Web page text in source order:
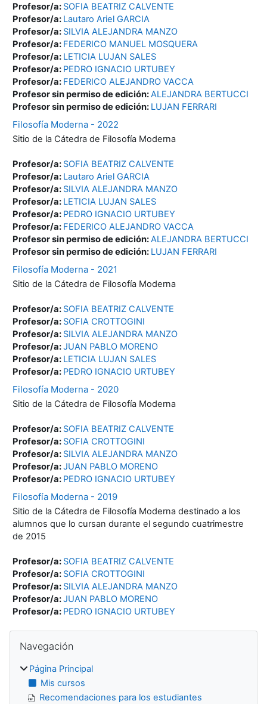
Profesor/a: SOFIA BEATRIZ CALVENTE
Profesor/a: Lautaro Ariel GARCIA
Profesor/a: SILVIA ALEJANDRA MANZO
Profesor/a: FEDERICO MANUEL MOSQUERA
Profesor/a: LETICIA LUJAN SALES
Profesor/a: PEDRO IGNACIO URTUBEY
Profesor/a: FEDERICO ALEJANDRO VACCA
Profesor sin permiso de edición:ALEJANDRA BERTUCCI
Profesor sin permiso de edición: LUJAN FERRARI
Filosofía Moderna - 2022
Sitio de la Cátedra de Filosofía Moderna
Profesor/a: SOFIA BEATRIZ CALVENTE
Profesor/a: Lautaro Ariel GARCIA
Profesor/a: SILVIA ALEJANDRA MANZO
Profesor/a: LETICIA LUJAN SALES
Profesor/a: PEDRO IGNACIO URTUBEY
Profesor/a: FEDERICO ALEJANDRO VACCA
Profesor sin permiso de edición:ALEJANDRA BERTUCCI
Profesor sin permiso de edición: LUJAN FERRARI
Filosofía Moderna - 2021
Sitio de la Cátedra de Filosofía Moderna
Profesor/a: SOFIA BEATRIZ CALVENTE
Profesor/a: SOFIA CROTTOGINI
Profesor/a: SILVIA ALEJANDRA MANZO
Profesor/a:JUAN PABLO MORENO
Profesor/a: LETICIA LUJAN SALES
Profesor/a: PEDRO IGNACIO URTUBEY
Filosofía Moderna - 2020
Sitio de la Cátedra de Filosofía Moderna
Profesor/a: SOFIA BEATRIZ CALVENTE
Profesor/a: SOFIA CROTTOGINI
Profesor/a: SILVIA ALEJANDRA MANZO
Profesor/a:JUAN PABLO MORENO
Profesor/a: PEDRO IGNACIO URTUBEY
Filosofía Moderna - 2019
Sitio de la Cátedra de Filosofía Moderna destinado a los
alumnos que lo cursan durante el segundo cuatrimestre
de 2015
Profesor/a: SOFIA BEATRIZ CALVENTE
Profesor/a: SOFIA CROTTOGINI
Profesor/a: SILVIA ALEJANDRA MANZO
Profesor/a:JUAN PABLO MORENO
Profesor/a: PEDRO IGNACIO URTUBEY
Bloques
Navegación
Página Principal
Mis cursos
Recomendaciones para los estudiantes